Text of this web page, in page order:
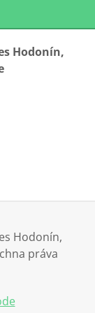
Hodonín,
Hodonín,
práva